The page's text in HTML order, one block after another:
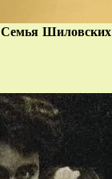
Семья Шиловских